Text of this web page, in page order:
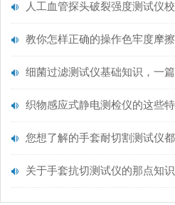
关于手套抗切测试仪的那点知识